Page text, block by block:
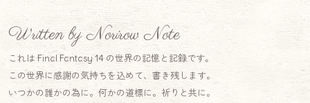
Written by Norirow Note
これは Final Fantasy 14 の世界の記憶と記録です。
この世界に感謝の気持ちを込めて、書き残します。
いつかの誰かの為に。何かの道標に。祈りと共に。